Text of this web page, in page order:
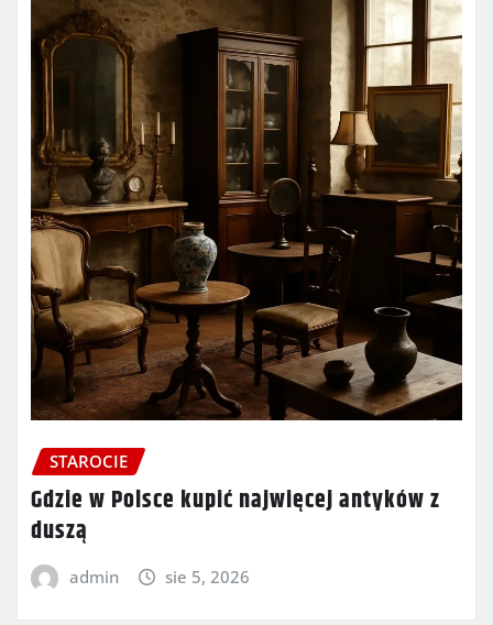
STAROCIE
Gdzie w Polsce kupić najwięcej antyków z
duszą
admin sie 5, 2026